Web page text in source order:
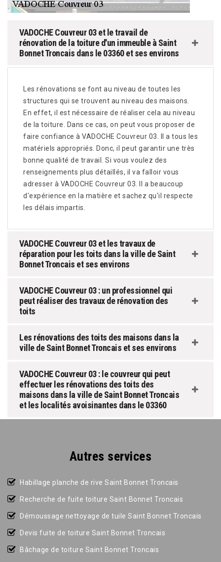
VADOCHE Couvreur 03 et le travail de
rénovation de la toiture d'un immeuble à Saint
Bonnet Troncais dans le 03360 et ses environs
Les rénovations se font au niveau de toutes les
structures qui se trouvent au niveau des maisons.
En effet, il est nécessaire de réaliser cela au niveau
de la toiture. Dans ce cas, on peut vous proposer de
faire confiance à VADOCHE Couvreur 03. Il a tous les
matériels appropriés. Donc, il peut garantir une très
bonne qualité de travail. Si vous voulez des
renseignements plus détaillés, il va falloir vous
adresser à VADOCHE Couvreur 03. Il a beaucoup
d'expérience en la matière et sachez qu'il respecte
les délais impartis.
VADOCHE Couvreur 03 et les travaux de
réparation pour les toits dans la ville de Saint
Bonnet Troncais et ses environs
VADOCHE Couvreur 03 : un professionnel qui
peut réaliser des travaux de rénovation des
toits
Les rénovations des toits des maisons dans la
ville de Saint Bonnet Troncais et ses environs
VADOCHE Couvreur 03 : le couvreur qui peut
effectuer les rénovations des toits des
maisons dans la ville de Saint Bonnet Troncais
et les localités avoisinantes dans le 03360
Autres services
Habillage planche de rive Saint Bonnet Troncais
Recherche de fuite toiture Saint Bonnet Troncais
Démoussage nettoyage de tuile Saint Bonnet Troncais
Devis fuite de toiture Saint Bonnet Troncais
Bâchage de toiture Saint Bonnet Troncais